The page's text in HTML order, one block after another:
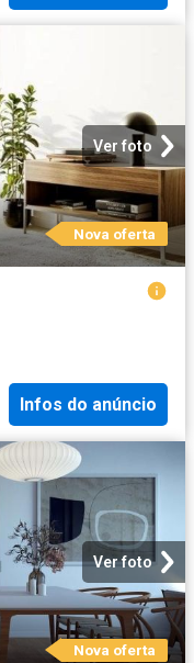
Ver foto
Nova oferta
Infos do anúncio
Ver foto
Nova oferta